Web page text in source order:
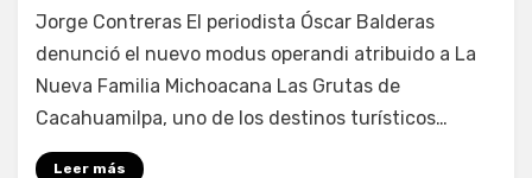
Fernando Miranda Servín
Jorge Contreras El periodista Óscar Balderas
denunció el nuevo modus operandi atribuido a La
Nueva Familia Michoacana Las Grutas de
Cacahuamilpa, uno de los destinos turísticos…
Leer más